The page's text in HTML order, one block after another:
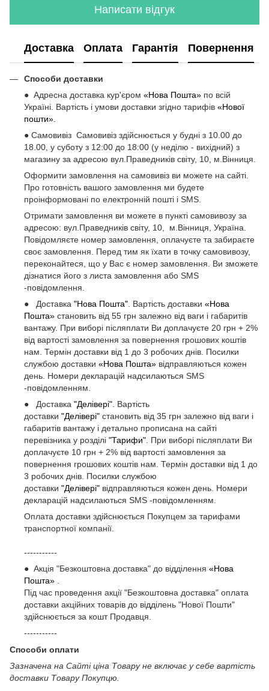
Написати відгук
Доставка Оплата Гарантія Повернення
Способи доставки
● Адресна доставка кур'єром «Нова Пошта» по всій
Україні. Вартість і умови доставки згідно тарифів «Нової
пошти».
● Самовивіз Самовивіз здійснюється у будні з 10.00 до
18.00, у суботу з 12:00 до 18:00 (у неділю - вихідний) з
магазину за адресою вул.Праведників світу, 10, м.Вінниця.
Оформити замовлення на самовивіз ви можете на сайті.
Про готовність вашого замовлення ми будете
проінформовані по електронній пошті і SMS.
Отримати замовлення ви можете в пункті самовивозу за
адресою: вул.Праведників світу, 10, м.Вінниця, Україна.
Повідомляєте номер замовлення, оплачуєте та забираєте
своє замовлення. Перед тим як їхати в точку самовивозу,
переконайтеся, що у Вас є номер замовлення. Ви зможете
дізнатися його з листа замовлення або SMS
-повідомлення.
● Доставка "Нова Пошта" . Вартість доставки «Нова
Пошта» становить від 55 грн залежно від ваги і габаритів
вантажу. При виборі післяплати Ви доплачуєте 20 грн + 2%
від вартості замовлення за повернення грошових коштів
нам. Термін доставки від 1 до 3 робочих днів. Посилки
службою доставки «Нова Пошта» відправляються кожен
день. Номери декларацій надсилаються SMS
-повідомленням.
● Доставка "Делівері" . Вартість
доставки "Делівері" становить від 35 грн залежно від ваги і
габаритів вантажу і детально прописана на сайті
перевізника у розділі "Тарифи" . При виборі післяплати Ви
доплачуєте 10 грн + 2% від вартості замовлення за
повернення грошових коштів нам. Термін доставки від 1 до
3 робочих днів. Посилки службою
доставки "Делівері" відправляються кожен день. Номери
декларацій надсилаються SMS -повідомленням.
Оплата доставки здійснюється Покупцем за тарифами
транспортної компанії.
-----------
● Акція "Безкоштовна доставка" до відділення «Нова
Пошта»
Під час проведення акції "Безкоштовна доставка" оплата
доставки акційних товарів до відділень "Нової Пошти"
здійснюється за кошт Продавця.
-----------
Способи оплати
Зазначена на Сайті ціна Товару не включає у себе вартість
доставки Товару Покупцю.